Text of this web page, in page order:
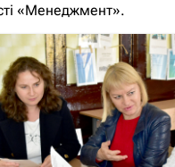
«Менеджмент».